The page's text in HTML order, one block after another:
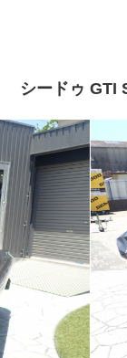
シードゥ GTI